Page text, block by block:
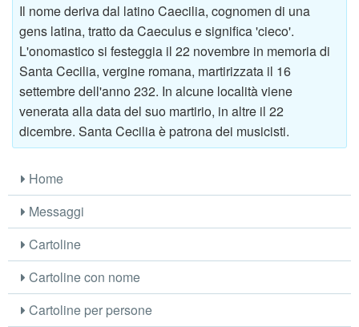
Il nome deriva dal latino Caecilia, cognomen di una
gens latina, tratto da Caeculus e significa 'cieco'.
L'onomastico si festeggia il 22 novembre in memoria di
Santa Cecilia, vergine romana, martirizzata il 16
settembre dell'anno 232. In alcune località viene
venerata alla data del suo martirio, in altre il 22
dicembre. Santa Cecilia è patrona dei musicisti.
Home
Messaggi
Cartoline
Cartoline con nome
Cartoline per persone